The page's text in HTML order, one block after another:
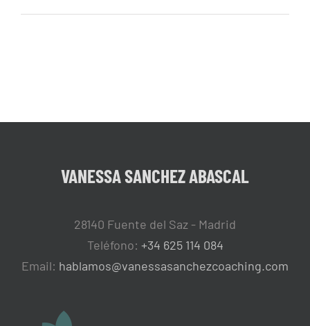
VANESSA SANCHEZ ABASCAL
28140 Fuente del Saz - Madrid
Teléfono: +34 625 114 084
Email: hablamos@vanessasanchezcoaching.com